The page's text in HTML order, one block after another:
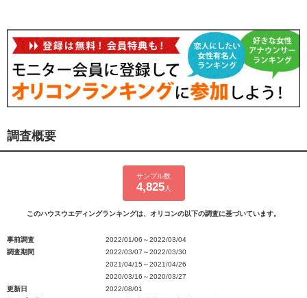
調査概要
サンプル数
4,825人
このハウスウエディングランキングは、オリコンの以下の調査に基づいています。
事前調査
2022/01/06～2022/03/04
調査期間
2022/03/07～2022/03/30
2021/04/15～2021/04/26
2020/03/16～2020/03/27
更新日
2022/08/01